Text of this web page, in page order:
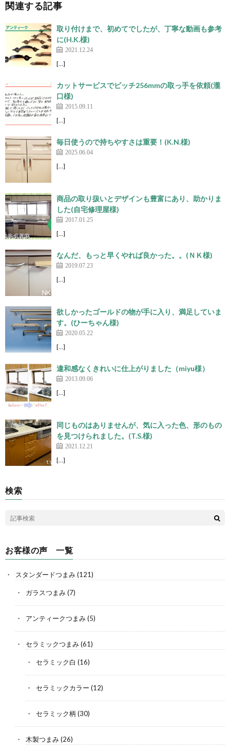
関連する記事
取り付けまで、初めてでしたが、丁寧な動画も参考
に(H.K.様)
2021.12.24
[…]
カットサービスでピッチ256mmの取っ手を依頼(瀧
口様)
2015.09.11
[…]
毎日使うので持ちやすさは重要！(K.N.様)
2025.06.04
[…]
商品の取り扱いとデザインも豊富にあり、助かりま
した(自宅修理屋様)
2017.01.25
[…]
なんだ、もっと早くやれば良かった。。(ＮＫ様)
2019.07.23
[…]
欲しかったゴールドの物が手に入り、満足していま
す。(ひーちゃん様)
2020.05.22
[…]
違和感なくきれいに仕上がりました（miyu様）
2013.09.06
[…]
同じものはありませんが、気に入った色、形のもの
を見つけられました。(T.S.様)
2021.12.21
[…]
検索
お客様の声 一覧
スタンダードつまみ(121)
ガラスつまみ(7)
アンティークつまみ(5)
セラミックつまみ(61)
セラミック白 (16)
セラミックカラー (12)
セラミック柄 (30)
木製つまみ(26)